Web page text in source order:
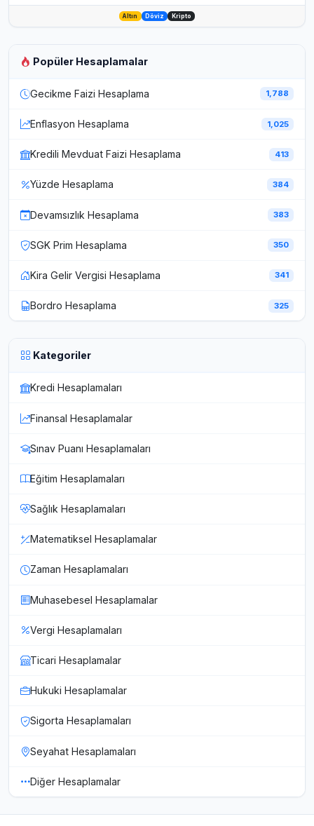
Altın Döviz Kripto
Popüler Hesaplamalar
Gecikme Faizi Hesaplama 1,788
Enflasyon Hesaplama 1,025
Kredili Mevduat Faizi Hesaplama 413
Yüzde Hesaplama 384
Devamsızlık Hesaplama 383
SGK Prim Hesaplama 350
Kira Gelir Vergisi Hesaplama 341
Bordro Hesaplama 325
Kategoriler
Kredi Hesaplamaları
Finansal Hesaplamalar
Sınav Puanı Hesaplamaları
Eğitim Hesaplamaları
Sağlık Hesaplamaları
Matematiksel Hesaplamalar
Zaman Hesaplamaları
Muhasebesel Hesaplamalar
Vergi Hesaplamaları
Ticari Hesaplamalar
Hukuki Hesaplamalar
Sigorta Hesaplamaları
Seyahat Hesaplamaları
Diğer Hesaplamalar